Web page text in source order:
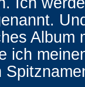
Album
ich